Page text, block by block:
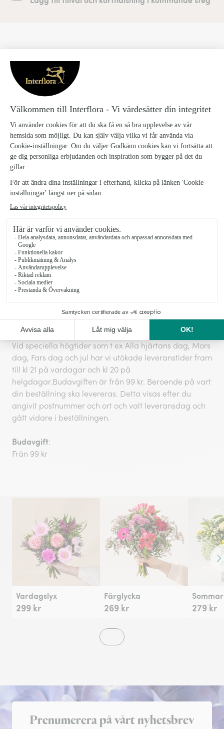
Eld och lågor – rosor med känsla
En bukett i rött och rosa med rosor som verkligen
gör intryck. Eld och lågor passar perfekt när du vill
skicka blommor som förmedlar värme, energi och
SKU:1203071-Eld-och-lagor_1
Leveransinformation Blommogram
Vi kan inte garantera leveranser vid exakta tider, men
vi gör alltid vårt yttersta för att ditt önskemål ska
hållas. Normalt sker leveranser vardagar kl 9-20 och
lördagar kl 11-17.
under förutsättning att vi fått in ordern före kl 12 (lokala
avvikelser kan förekomma).
Vid speciella högtider som t ex Alla hjärtans dag, Mors
dag, Fars dag och jul har vi utökade leveranstider fram
till kl 21 på vardagar och kl 20 på
helgdagar.Budavgiften är från 99 kr. Beroende på vart
din beställning ska levereras. Detta visas efter du
angivit postnummer och ort och valt leveransdag och
gått vidare i beställningen.
Budavgift:
Från 99 kr
Vardagslyx
299 kr
Färglycka
269 kr 279 kr
Registrera dig för nyhetsbrev
Prenumerera på vårt nyhetsbrev